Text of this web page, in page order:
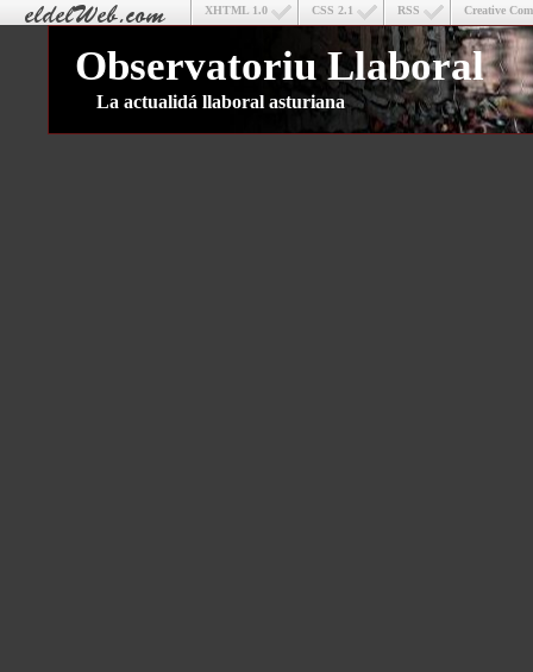
Creative
RSS
CSS 2.1
XHTML 1.0
Observatoriu Llaboral
La actualidá llaboral asturiana